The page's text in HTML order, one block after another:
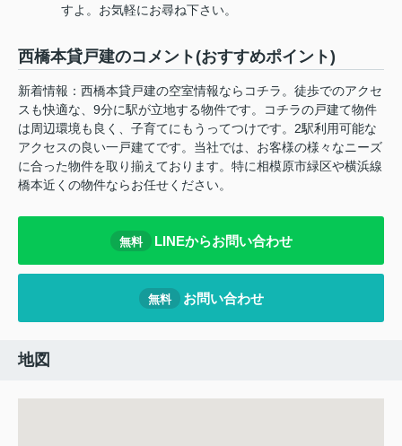
すよ。お気軽にお尋ね下さい。
西橋本貸戸建のコメント(おすすめポイント)
新着情報：西橋本貸戸建の空室情報ならコチラ。徒歩でのアクセ
スも快適な、9分に駅が立地する物件です。コチラの戸建て物件
は周辺環境も良く、子育てにもうってつけです。2駅利用可能な
アクセスの良い一戸建てです。当社では、お客様の様々なニーズ
に合った物件を取り揃えております。特に相模原市緑区や横浜線
橋本近くの物件ならお任せください。
無料 LINEからお問い合わせ
無料 お問い合わせ
地図